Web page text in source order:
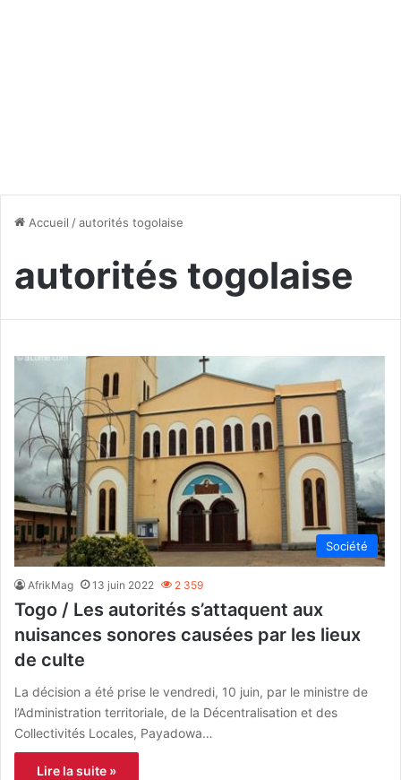
Accueil /autorités togolaise
autorités togolaise
Société
AfrikMag 13 juin 2022 2 359
Togo / Les autorités s’attaquent aux
nuisances sonores causées par les lieux
de culte
La décision a été prise le vendredi, 10 juin, par le ministre de
l’Administration territoriale, de la Décentralisation et des
Collectivités Locales, Payadowa…
Lire la suite »